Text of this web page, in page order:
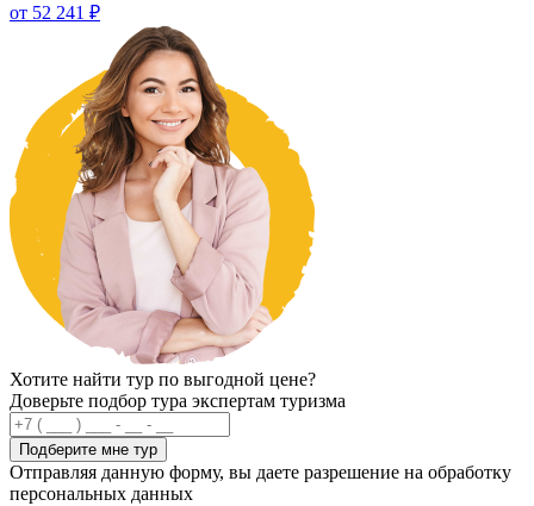
от 52 241 ₽
Хотите найти тур по выгодной цене?
Доверьте подбор тура экспертам туризма
Подберите мне тур
Отправляя данную форму, вы даете разрешение на обработку
персональных данных